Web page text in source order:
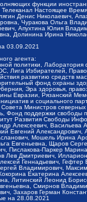
функции
Настоящее
Денис Николаевич,
Чуракова Ольга
Апухтина Юлия
Долинина Ирина
03.09.2021
агента:
политики,
Лига Избирателей,
развитию средств
фонд охраны
Эра здоровья,
Евразии, Рязанский
и социального
Министров северных
Фонд поддержки
Развития Свободы
Алексеевич,
Евгений
Мошель Ирина
Евгеньевна, Щаров
Пислакова-Паркер
Лев Дмитриевич,
Геннадьевич,
Владимирович,
Екатерина
Литинский Леонид
Смирнов
Захаров Герман
на 28.08.2021